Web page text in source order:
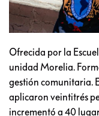
Ofrecida por la
unidad Morelia.
gestión comunitaria.
aplicaron veintitrés
incrementó a 40